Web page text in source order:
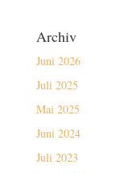
Archiv
Juni 2026
Juli 2025
Mai 2025
Juni 2024
Juli 2023